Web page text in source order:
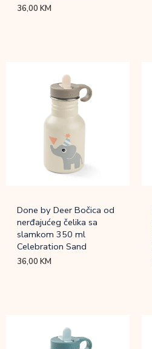
36,00KM
Done by Deer Bočica od
nerđajućeg čelika sa
slamkom 350 ml
Celebration Sand
36,00KM